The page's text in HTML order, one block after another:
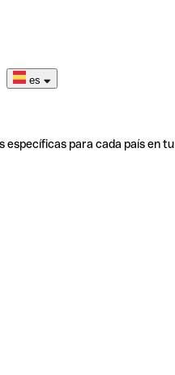
es
específicas para cada país en tu